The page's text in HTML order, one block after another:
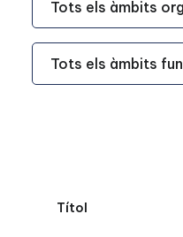
Àmbit Funcional
Títol